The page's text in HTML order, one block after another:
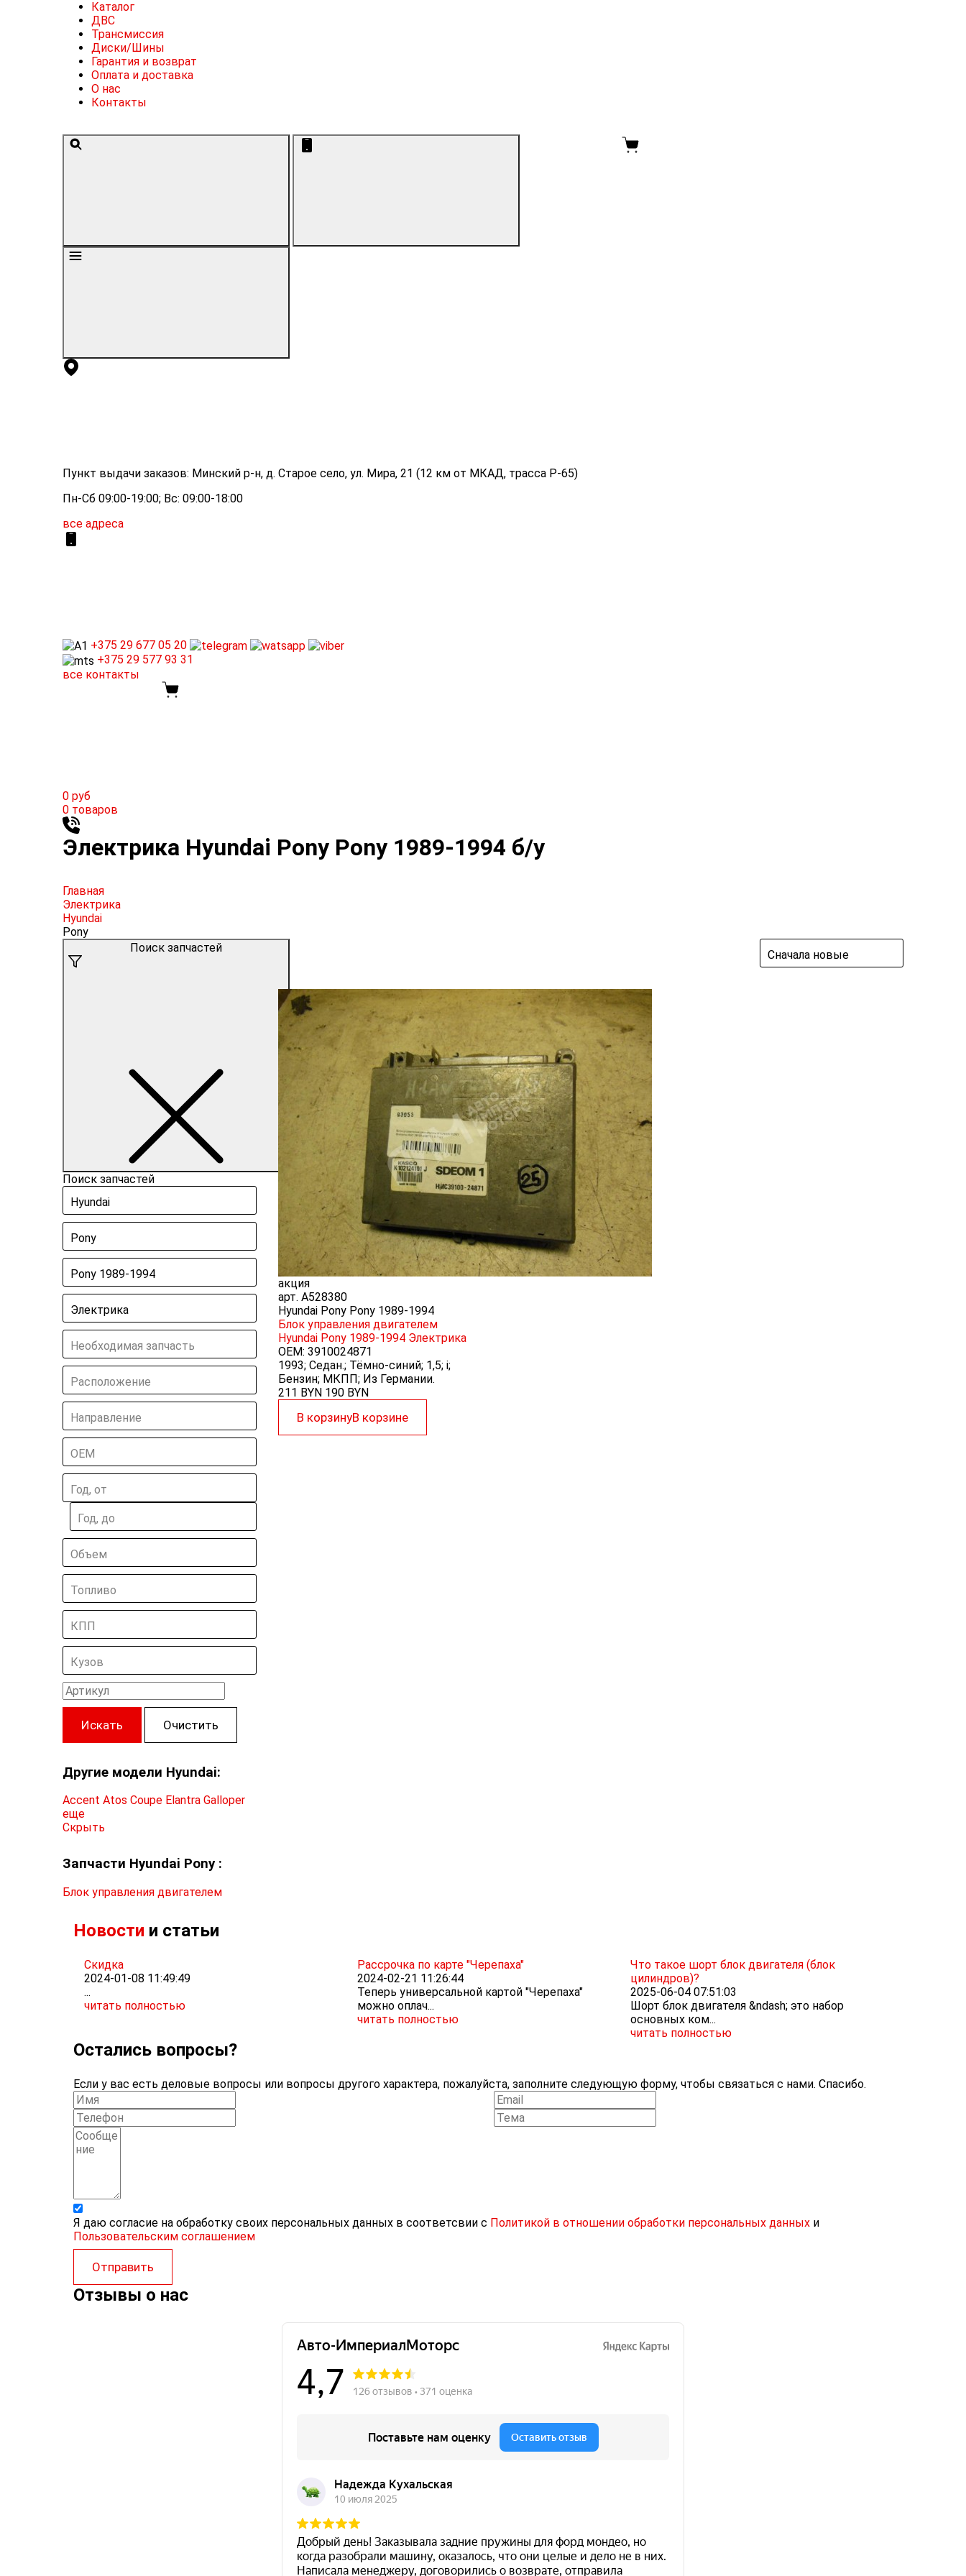
Каталог
ДВС
Трансмиссия
Диски/Шины
Гарантия и возврат
Оплата и доставка
О нас
Контакты
Пункт выдачи заказов: Минский р-н, д. Старое село, ул. Мира, 21 (12 км от МКАД, трасса P-65)
Пн-Сб 09:00-19:00; Вс: 09:00-18:00
все адреса
+375 29 677 05 20
+375 29 577 93 31
все контакты
0 руб
0 товаров
Электрика Hyundai Pony Pony 1989-1994 б/у
Главная
Электрика
Hyundai
Pony
Поиск запчастей
Поиск запчастей
Hyundai
Pony
Pony 1989-1994
Электрика
Необходимая запчасть
Расположение
Направление
ОЕМ
Год, от
Год, до
Объем
Топливо
КПП
Кузов
Искать Очистить
Другие модели Hyundai:
Accent Atos Coupe Elantra Galloper
еще
Скрыть
Запчасти Hyundai Pony :
Блок управления двигателем
Сначала новые
акция
арт. A528380
Hyundai Pony Pony 1989-1994
Блок управления двигателем
Hyundai Pony 1989-1994 Электрика
OEM: 3910024871
1993; Седан.; Тёмно-синий; 1,5; i;
Бензин; МКПП; Из Германии.
211 BYN 190 BYN
В корзинуВ корзине
Новости и статьи
Скидка
2024-01-08 11:49:49
...
читать полностью
Рассрочка по карте "Черепаха"
2024-02-21 11:26:44
Теперь универсальной картой "Черепаха"
можно оплач...
читать полностью
Что такое шорт блок двигателя (блок
цилиндров)?
2025-06-04 07:51:03
Шорт блок двигателя &ndash; это набор
основных ком...
читать полностью
Остались вопросы?
Если у вас есть деловые вопросы или вопросы другого характера, пожалуйста, заполните следующую форму, чтобы связаться с нами. Спасибо.
Я даю согласие на обработку своих персональных данных в соответсвии с Политикой в отношении обработки персональных данных и
Пользовательским соглашением
Отправить
Отзывы о нас